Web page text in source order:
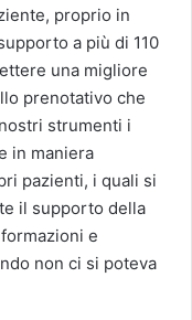
proprio in
a più di 110
una migliore
prenotativo che
strumenti i
in maniera
pazienti, i quali si
il supporto della
e
non ci si poteva